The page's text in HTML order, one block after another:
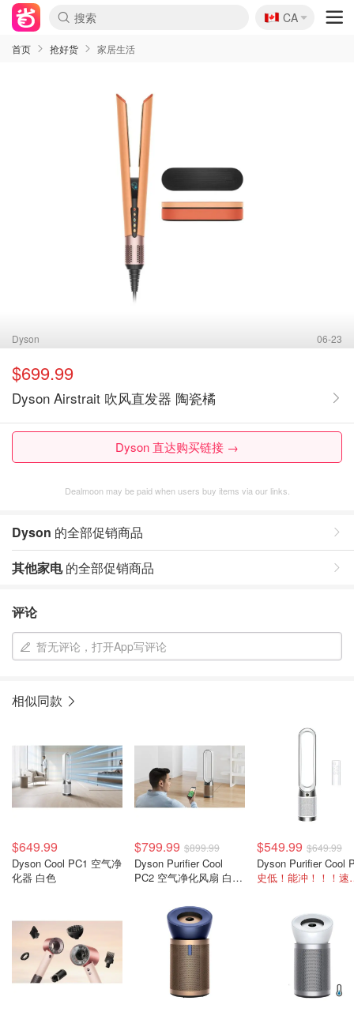
🇨🇦
CA
首页 抢好货 家居生活
Dyson 06-23
$699.99
Dyson Airstrait 吹风直发器 陶瓷橘
Dyson 直达购买链接 →
Dealmoon may be paid when users buy items via our links.
Dyson 的全部促销商品
其他家电的全部促销商品
评论
暂无评论，打开App写评论
相似同款
$649.99
Dyson Cool PC1 空气净
化器 白色
$799.99 $899.99
Dyson Purifier Cool
PC2 空气净化风扇 白金
$549.99 $649.99
史低